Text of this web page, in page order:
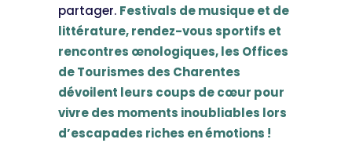
partager. Festivals de musique et de
littérature, rendez-vous sportifs et
rencontres œnologiques, les Offices
de Tourismes des Charentes
dévoilent leurs coups de cœur pour
vivre des moments inoubliables lors
d’escapades riches en émotions !